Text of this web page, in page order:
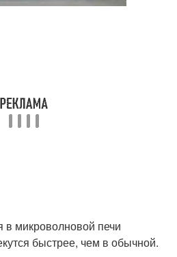
микроволновой печи
быстрее, чем в обычной.